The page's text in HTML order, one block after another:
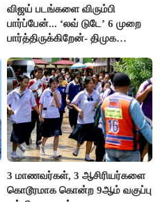
விஜய் படங்களை விரும்பி
பார்ப்பேன்... ‘லவ் டுடே’ 6 முறை
பார்த்திருக்கிறேன்- திமுக
3 மாணவர்கள், 3 ஆசிரியர்களை
கொடூரமாக கொன்ற 9ஆம் வகுப்பு